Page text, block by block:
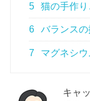
5 猫の手作
6 バランス
7 マグネシ
キャ